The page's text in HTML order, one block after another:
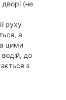
(не
руху
а
цими
до
з